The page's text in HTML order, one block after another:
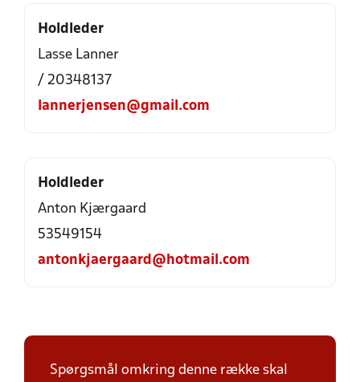
Holdleder
Lasse Lanner
/ 20348137
lannerjensen@gmail.com
Holdleder
Anton Kjærgaard
53549154
antonkjaergaard@hotmail.com
Spørgsmål omkring denne række skal